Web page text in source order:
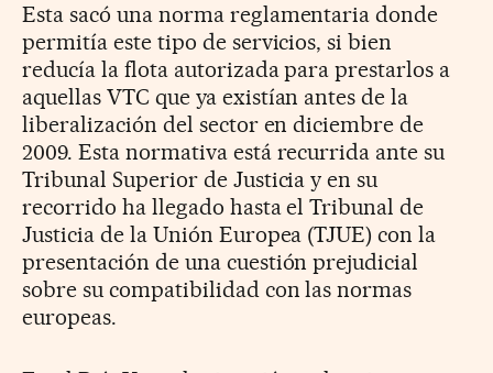
Esta sacó una norma reglamentaria donde
permitía este tipo de servicios, si bien
reducía la flota autorizada para prestarlos a
aquellas VTC que ya existían antes de la
liberalización del sector en diciembre de
2009. Esta normativa está recurrida ante su
Tribunal Superior de Justicia y en su
recorrido ha llegado hasta el Tribunal de
Justicia de la Unión Europea (TJUE) con la
presentación de una cuestión prejudicial
sobre su compatibilidad con las normas
europeas.